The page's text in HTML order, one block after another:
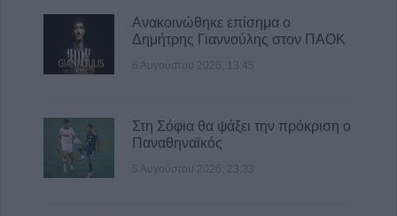
Ανακοινώθηκε επίσημα ο
Δημήτρης Γιαννούλης στον ΠΑΟΚ
6 Αυγούστου 2026, 13:45
Στη Σόφια θα ψάξει την πρόκριση ο
Παναθηναϊκός
5 Αυγούστου 2026, 23:33